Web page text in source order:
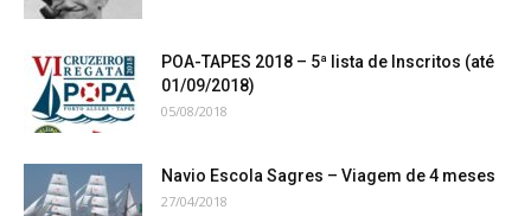
POA-TAPES 2018 – 5ª lista de Inscritos (até
01/09/2018)
05/08/2018
Navio Escola Sagres – Viagem de 4 meses
27/04/2018